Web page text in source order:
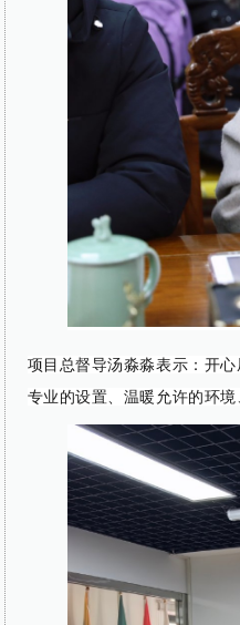
项目总督导汤淼淼表示：开
专业的设置、温暖允许的环